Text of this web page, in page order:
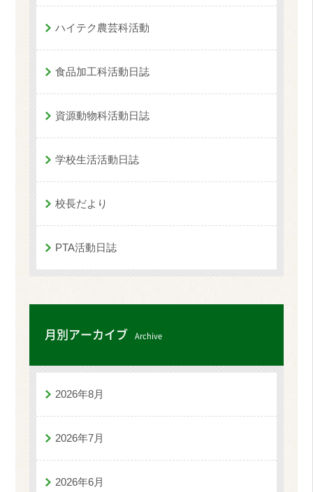
ハイテク農芸科活動
食品加工科活動日誌
資源動物科活動日誌
学校生活活動日誌
校長だより
PTA活動日誌
月別アーカイブ Archive
2026年8月
2026年7月
2026年6月